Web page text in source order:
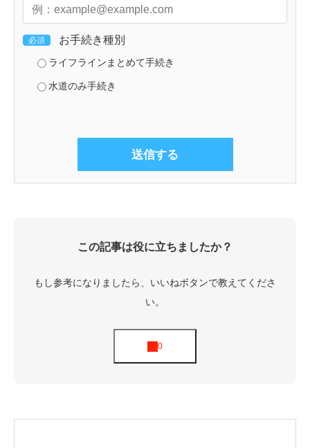
必須 お手続き種別
ライフラインまとめて手続き
水道のみ手続き
この記事は役に立ちましたか？
もし参考になりましたら、いいねボタンで教えてくださ
い。